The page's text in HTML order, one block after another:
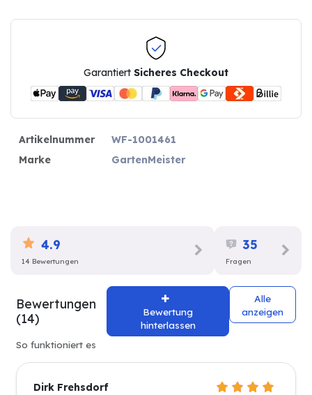
Garantiert Sicheres Checkout
Artikelnummer
WF-1001461
Marke
GartenMeister
4.9
14 Bewertungen
35
Fragen
Bewertungen
(14)
Bewertung
hinterlassen
Alle
anzeigen
So funktioniert es
Dirk Frehsdorf